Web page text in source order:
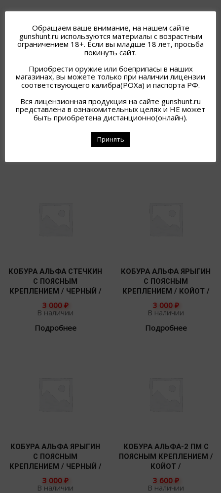
ПОСНЫМ КРЕПЛЕНИЕМ /
КОЙОТ /
ПОЯСНЫМ КРЕПЛЕНИЕМ /
ЧЕРНЫЙ /
КОБУРА АЛЬФА СТЕЧКИН
С ПОЯСНЫМ
КРЕПЛЕНИЕМ / ЧЕРНЫЙ /
3 000 ₽
В наличии
Подробнее
КОБУРА АЛЬФА ЯРЫГИН
С ПОЯСНЫМ
КРЕПЛЕНИЕМ / КОЙОТ /
3 000 ₽
В наличии
Подробнее
КОБУРА АЛЬФА ЯРЫГИН
С ПОЯСНЫМ
КРЕПЛЕНИЕМ / ЧЕРНЫЙ /
3 000 ₽
В наличии
КОБУРА АЛЬФА-2 ПМ С
ПОЯСНЫМ КРЕПЛЕНИЕМ /
КОЙОТ /
3 600 ₽
В наличии
Обращаем ваше внимание, на нашем сайте
gunshunt.ru используются материалы с возрастным
ограничением 18+. Если вы младше 18 лет, просьба
покинуть сайт.
Приобрести оружие или боеприпасы в наших
магазинах, вы можете только при наличии лицензии
соответствующего калибра(РОХа) и паспорта РФ.
Вся лицензионная продукция на сайте gunshunt.ru
представлена в ознакомительных целях и НЕ может
быть приобретена дистанционно(онлайн).
Принять